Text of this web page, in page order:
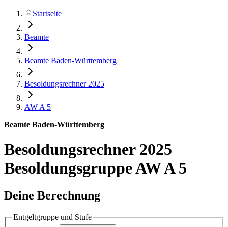
Startseite
Beamte
Beamte Baden-Württemberg
Besoldungsrechner 2025
AW A 5
Beamte Baden-Württemberg
Besoldungsrechner 2025
Besoldungsgruppe AW A 5
Deine Berechnung
Entgeltgruppe und Stufe